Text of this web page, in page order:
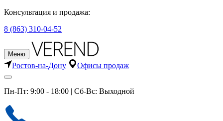
Консультация и продажа:
8 (863) 310-04-52
Меню
Ростов-на-Дону Офисы продаж
Пн-Пт: 9:00 - 18:00 | Сб-Вс: Выходной